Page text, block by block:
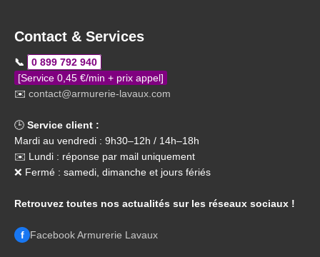
Contact & Services
📞
0 899 792 940
[Service 0,45 €/min + prix appel]
✉️ contact@armurerie-lavaux.com
🕒 Service client :
Mardi au vendredi : 9h30–12h / 14h–18h
✉️ Lundi : réponse par mail uniquement
❌ Fermé : samedi, dimanche et jours fériés
Retrouvez toutes nos actualités sur les réseaux sociaux !
f Facebook Armurerie Lavaux